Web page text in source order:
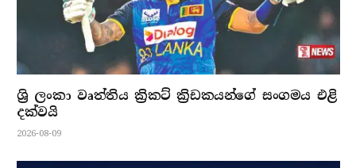
ශ්‍රි ලංකා වෘත්තිය ක්‍රිකට් ක්‍රිඩකයන්ගේ සංගමය එළි
දක්වයි
2026-08-09